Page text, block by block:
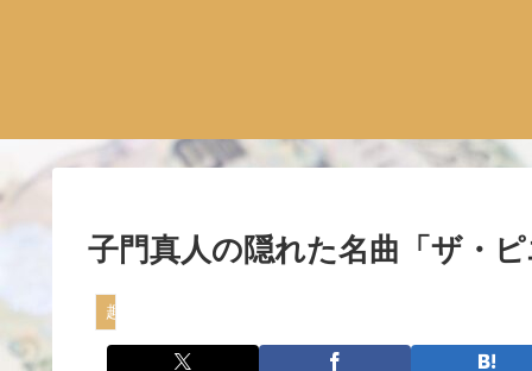
子門真人の隠れた名曲「ザ・
趣味